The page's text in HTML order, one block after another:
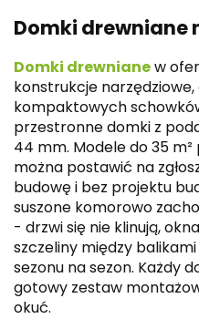
Domki drewniane
Domki drewnianew
konstrukcje
kompaktowych
przestronne domki z
44 mm. Modele do 35
można postawić na
budowę i bez projektu
suszone komorowo
- drzwi się nie klinują,
szczeliny między
sezonu na sezon. Każdy
gotowy zestaw
okuć.